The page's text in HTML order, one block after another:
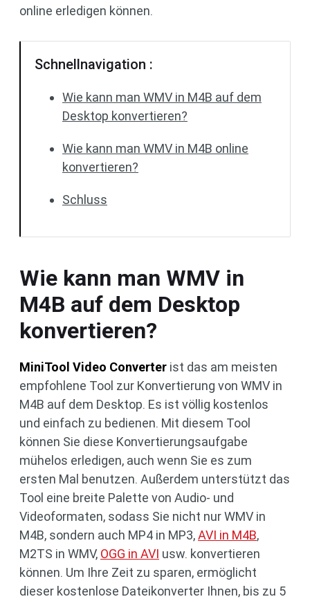
online erledigen können.
Schnellnavigation :
Wie kann man WMV in M4B auf dem
Desktop konvertieren?
Wie kann man WMV in M4B online
konvertieren?
Schluss
Wie kann man WMV in
M4B auf dem Desktop
konvertieren?
MiniTool Video Converter ist das am meisten
empfohlene Tool zur Konvertierung von WMV in
M4B auf dem Desktop. Es ist völlig kostenlos
und einfach zu bedienen. Mit diesem Tool
können Sie diese Konvertierungsaufgabe
mühelos erledigen, auch wenn Sie es zum
ersten Mal benutzen. Außerdem unterstützt das
Tool eine breite Palette von Audio- und
Videoformaten, sodass Sie nicht nur WMV in
M4B, sondern auch MP4 in MP3,AVI in M4B,
M2TS in WMV, OGG in AVI usw. konvertieren
können. Um Ihre Zeit zu sparen, ermöglicht
dieser kostenlose Dateikonverter Ihnen, bis zu 5